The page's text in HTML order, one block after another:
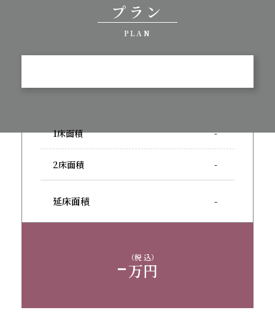
プラン
PLAN
1床面積 -
2床面積 -
延床面積 -
-万円
（税 込）